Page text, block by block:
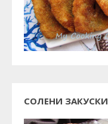
СОЛЕНИ ЗАКУСКИ